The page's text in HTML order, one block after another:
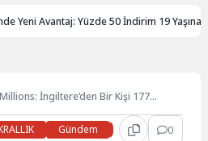
Avantaj: Yüzde 50 İndirim 19 Yaşına
İngiltere’den Bir Kişi 177
Gündem Haberler 0